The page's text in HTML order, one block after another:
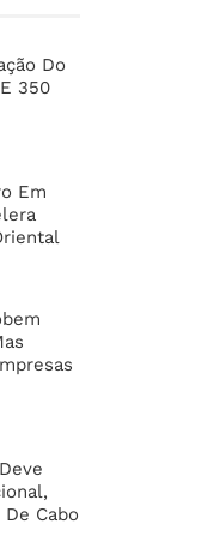
Do
350
Em
Cabo